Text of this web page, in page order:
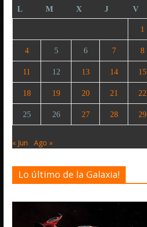
L
M X J V
1
4 5 6 7 8
11 12 13 14 15
18 19 20 21 22
25 26 27 28 29
« Jun Ago »
Lo último de la Galaxia!